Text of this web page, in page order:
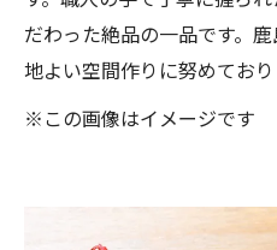
だわった絶品の一品です。
地よい空間作りに努めており
※この画像はイメージです